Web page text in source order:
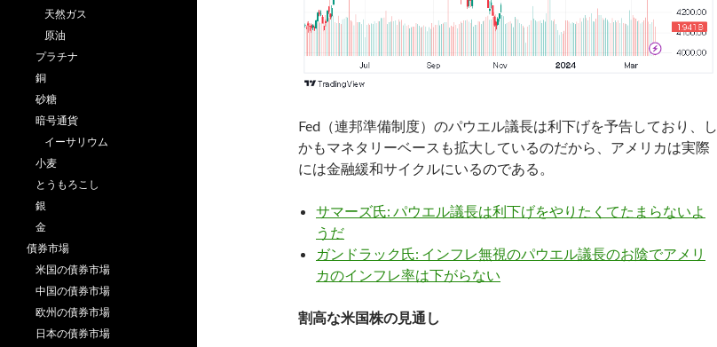
Fed（連邦準備制度）のパウエル議長は利下げを予告しており、し
かもマネタリーベースも拡大しているのだから、アメリカは実際
には金融緩和サイクルにいるのである。
サマーズ氏: パウエル議長は利下げをやりたくてたまらないよ
うだ
ガンドラック氏: インフレ無視のパウエル議長のお陰でアメリ
カのインフレ率は下がらない
割高な米国株の見通し
天然ガス
原油
プラチナ
銅
砂糖
暗号通貨
イーサリウム
小麦
とうもろこし
銀
金
債券市場
米国の債券市場
中国の債券市場
欧州の債券市場
日本の債券市場